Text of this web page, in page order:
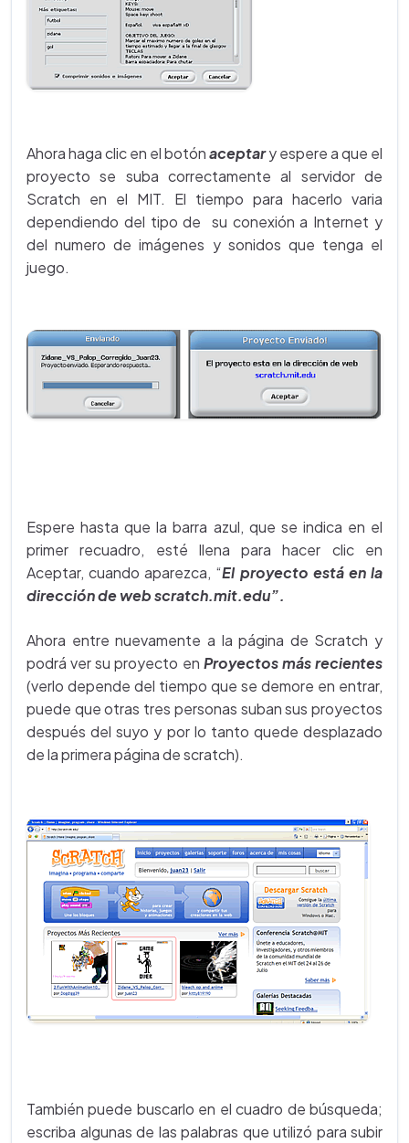
Ahora haga clic en el botónaceptary espere a que el
proyecto se suba correctamente al servidor de
Scratch en el MIT. El tiempo para hacerlo varia
dependiendo del tipo de su conexión a Internet y
del numero de imágenes y sonidos que tenga el
juego.
Espere hasta que la barra azul, que se indica en el
primer recuadro, esté llena para hacer clic en
Aceptar, cuando aparezca, “El proyecto está en la
dirección de web scratch.mit.edu”.
Ahora entre nuevamente a la página de Scratch y
podrá ver su proyecto en Proyectos más recientes
(verlo depende del tiempo que se demore en entrar,
puede que otras tres personas suban sus proyectos
después del suyo y por lo tanto quede desplazado
de la primera página de scratch).
También puede buscarlo en el cuadro de búsqueda;
escriba algunas de las palabras que utilizó para subir